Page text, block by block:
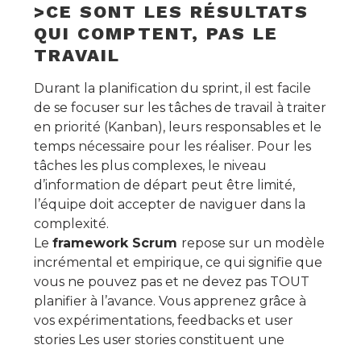
>CE SONT LES RÉSULTATS
QUI COMPTENT, PAS LE
TRAVAIL
Durant la planification du sprint, il est facile
de se focuser sur les tâches de travail à traiter
en priorité (Kanban), leurs responsables et le
temps nécessaire pour les réaliser. Pour les
tâches les plus complexes, le niveau
d’information de départ peut être limité,
l’équipe doit accepter de naviguer dans la
complexité.
Le framework Scrum repose sur un modèle
incrémental et empirique, ce qui signifie que
vous ne pouvez pas et ne devez pas TOUT
planifier à l’avance. Vous apprenez grâce à
vos expérimentations, feedbacks et user
stories Les user stories constituent une